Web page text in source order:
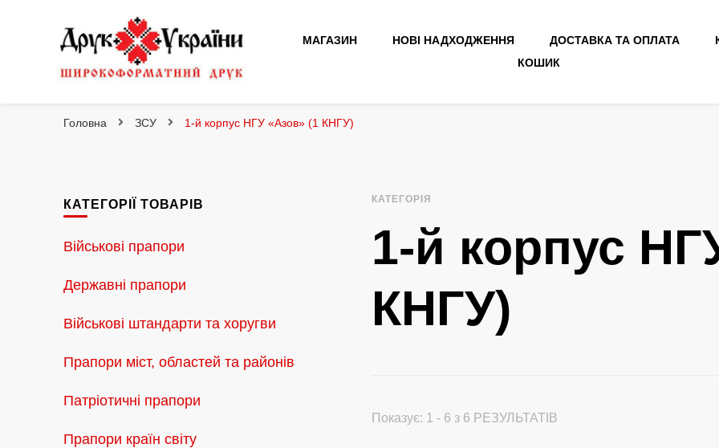
МАГАЗИН НОВІ НАДХОДЖЕННЯ ДОСТАВКА ТА ОПЛАТА
КОШИК
Головна ЗСУ 1-й корпус НГУ «Азов» (1 КНГУ)
КАТЕГОРІЯ
1-й корпус
КНГУ)
Показує: 1 - 6 з 6 РЕЗУЛЬТАТІВ
КАТЕГОРІЇ ТОВАРІВ
Військові прапори
Державні прапори
Військові штандарти та хоругви
Прапори міст, областей та районів
Патріотичні прапори
Прапори країн світу